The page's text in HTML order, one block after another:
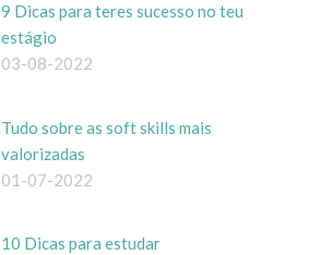
9 Dicas para teres sucesso no teu
estágio
03-08-2022
Tudo sobre as soft skills mais
valorizadas
01-07-2022
10 Dicas para estudar